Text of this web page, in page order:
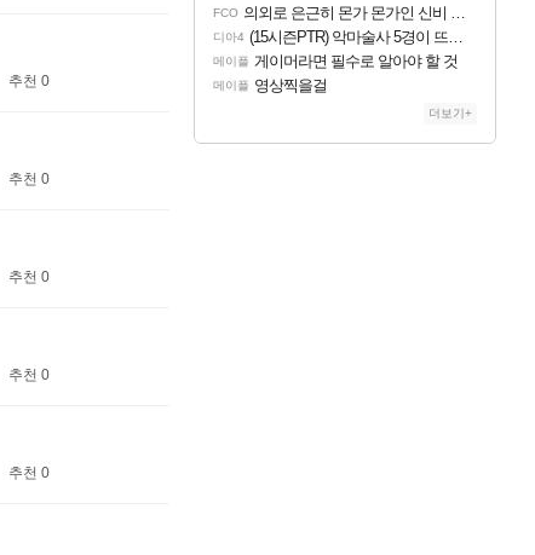
추천 0
추천 0
추천 0
추천 0
추천 0
FCO 의외로 은근히 몬가 몬가인 신비 치어리더
디아4 (15시즌PTR) 악마술사 5경이 뜨네요
메이플 게이머라면 필수로 알아야 할 것
메이플 영상찍을걸
더보기+